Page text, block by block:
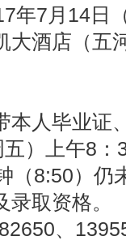
7月14日
酒店（五
人毕业证
）上午8：
（8:50）仍
取资格。
、